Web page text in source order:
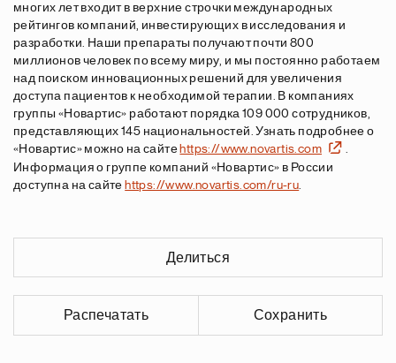
многих лет входит в верхние строчки международных
рейтингов компаний, инвестирующих в исследования и
разработки. Наши препараты получают почти 800
миллионов человек по всему миру, и мы постоянно работаем
над поиском инновационных решений для увеличения
доступа пациентов к необходимой терапии. В компаниях
группы «Новартис» работают порядка 109 000 сотрудников,
представляющих 145 национальностей. Узнать подробнее о
«Новартис» можно на сайте https://www.novartis.com
Информация о группе компаний «Новартис» в России
доступна на сайтеhttps://www.novartis.com/ru-ru
Делиться
Распечатать Сохранить